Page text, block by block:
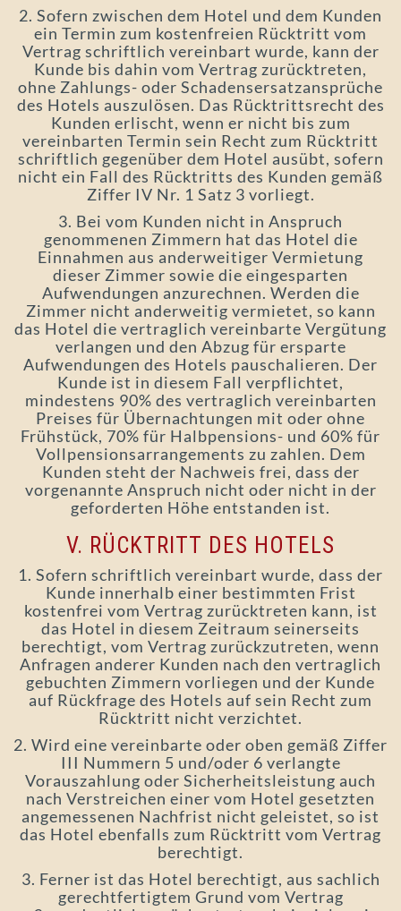
2. Sofern zwischen dem Hotel und dem Kunden
ein Termin zum kostenfreien Rücktritt vom
Vertrag schriftlich vereinbart wurde, kann der
Kunde bis dahin vom Vertrag zurücktreten,
ohne Zahlungs- oder Schadensersatzansprüche
des Hotels auszulösen. Das Rücktrittsrecht des
Kunden erlischt, wenn er nicht bis zum
vereinbarten Termin sein Recht zum Rücktritt
schriftlich gegenüber dem Hotel ausübt, sofern
nicht ein Fall des Rücktritts des Kunden gemäß
Ziffer IV Nr. 1 Satz 3 vorliegt.
3. Bei vom Kunden nicht in Anspruch
genommenen Zimmern hat das Hotel die
Einnahmen aus anderweitiger Vermietung
dieser Zimmer sowie die eingesparten
Aufwendungen anzurechnen. Werden die
Zimmer nicht anderweitig vermietet, so kann
das Hotel die vertraglich vereinbarte Vergütung
verlangen und den Abzug für ersparte
Aufwendungen des Hotels pauschalieren. Der
Kunde ist in diesem Fall verpflichtet,
mindestens 90% des vertraglich vereinbarten
Preises für Übernachtungen mit oder ohne
Frühstück, 70% für Halbpensions- und 60% für
Vollpensionsarrangements zu zahlen. Dem
Kunden steht der Nachweis frei, dass der
vorgenannte Anspruch nicht oder nicht in der
geforderten Höhe entstanden ist.
V. RÜCKTRITT DES HOTELS
1. Sofern schriftlich vereinbart wurde, dass der
Kunde innerhalb einer bestimmten Frist
kostenfrei vom Vertrag zurücktreten kann, ist
das Hotel in diesem Zeitraum seinerseits
berechtigt, vom Vertrag zurückzutreten, wenn
Anfragen anderer Kunden nach den vertraglich
gebuchten Zimmern vorliegen und der Kunde
auf Rückfrage des Hotels auf sein Recht zum
Rücktritt nicht verzichtet.
2. Wird eine vereinbarte oder oben gemäß Ziffer
III Nummern 5 und/oder 6 verlangte
Vorauszahlung oder Sicherheitsleistung auch
nach Verstreichen einer vom Hotel gesetzten
angemessenen Nachfrist nicht geleistet, so ist
das Hotel ebenfalls zum Rücktritt vom Vertrag
berechtigt.
3. Ferner ist das Hotel berechtigt, aus sachlich
gerechtfertigtem Grund vom Vertrag